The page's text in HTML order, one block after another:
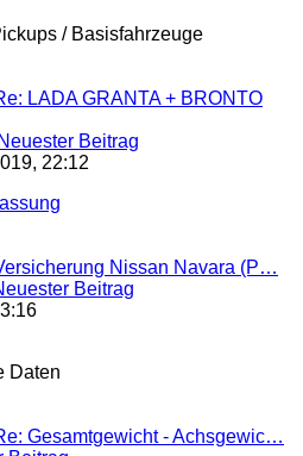
/ Basisfahrzeuge
LADA GRANTA + BRONTO
Neuester Beitrag
22:12
Nissan Navara (P…
Beitrag
Daten
Gesamtgewicht - Achsgewic…